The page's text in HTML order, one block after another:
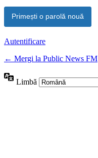
Autentificare
← Mergi la Public News FM
Limbă